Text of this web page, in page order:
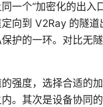
一个“加密化的出入
向到 V2Ray 的隧
护的一环。对比无
强度，选择合适的
。其次是设备协同